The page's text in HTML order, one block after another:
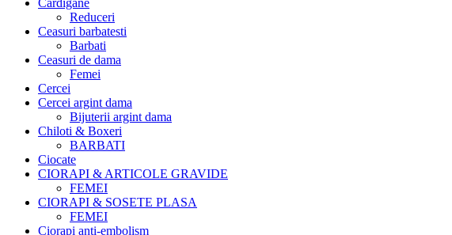
Cardigane
Reduceri
Ceasuri barbatesti
Barbati
Ceasuri de dama
Femei
Cercei
Cercei argint dama
Bijuterii argint dama
Chiloti & Boxeri
BARBATI
Ciocate
CIORAPI & ARTICOLE GRAVIDE
FEMEI
CIORAPI & SOSETE PLASA
FEMEI
Ciorapi anti-embolism